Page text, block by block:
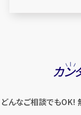
カン
どんなご相談でもOK!